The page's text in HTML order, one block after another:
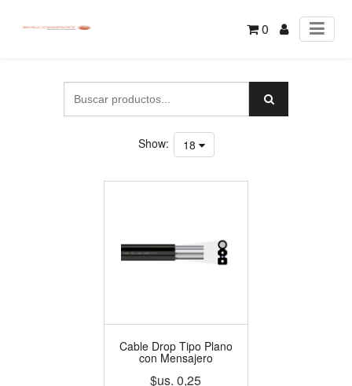
0
Show: 18
Cable Drop Tipo Plano
con Mensajero
$us.0,25